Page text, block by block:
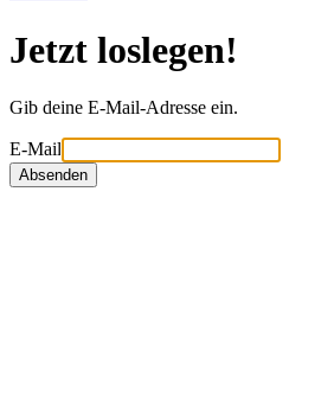
Jetzt loslegen!
Gib deine E-Mail-Adresse ein.
E-Mail
Absenden